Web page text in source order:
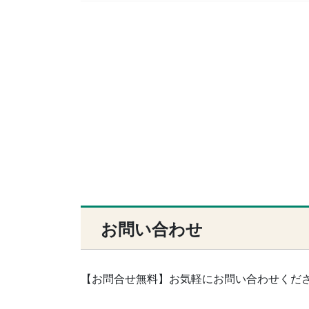
お問い合わせ
【お問合せ無料】お気軽にお問い合わせくだ